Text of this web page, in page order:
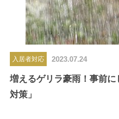
入居者対応 2023.07.24
増えるゲリラ豪雨！事前に
対策」